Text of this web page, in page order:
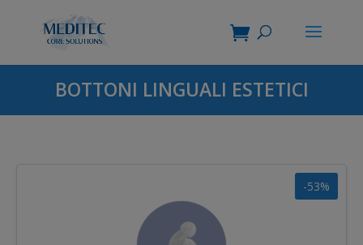
BOTTONI LINGUALI ESTETICI
-53%